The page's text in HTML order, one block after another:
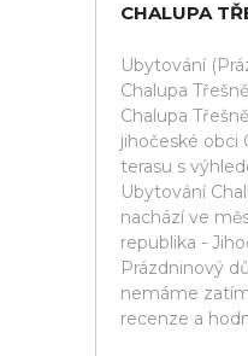
CHALUPA
Ubytování
Chalupa
Chalupa
jihočeské obci
terasu s
Ubytování
nachází ve
republika -
Prázdninový
nemáme
recenze a